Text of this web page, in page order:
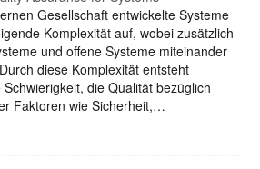
Gesellschaft entwickelte Systeme
Komplexität auf, wobei zusätzlich
und offene Systeme miteinander
diese Komplexität entsteht
die Qualität bezüglich
Faktoren wie Sicherheit,…